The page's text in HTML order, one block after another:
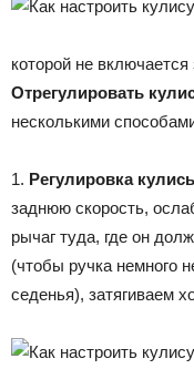
которой не
Отрегулировать
несколькими
1. Регулировка
заднюю скорость,
рычаг туда, где он
(чтобы ручка немного
сeдeнья), затягиваем